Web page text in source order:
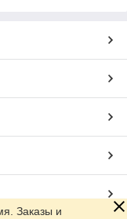
Заказы и